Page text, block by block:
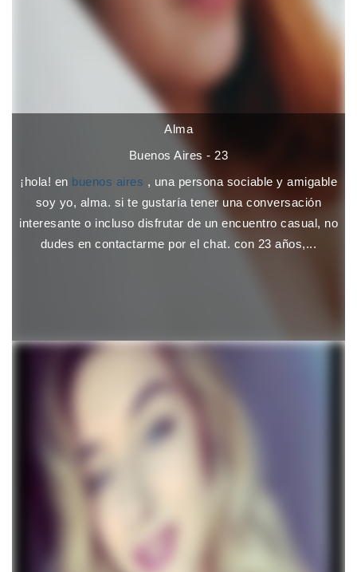
Alma
Buenos Aires - 23
¡hola! en buenos aires , una persona sociable y amigable
soy yo, alma. si te gustaría tener una conversación
interesante o incluso disfrutar de un encuentro casual, no
dudes en contactarme por el chat. con 23 años,...